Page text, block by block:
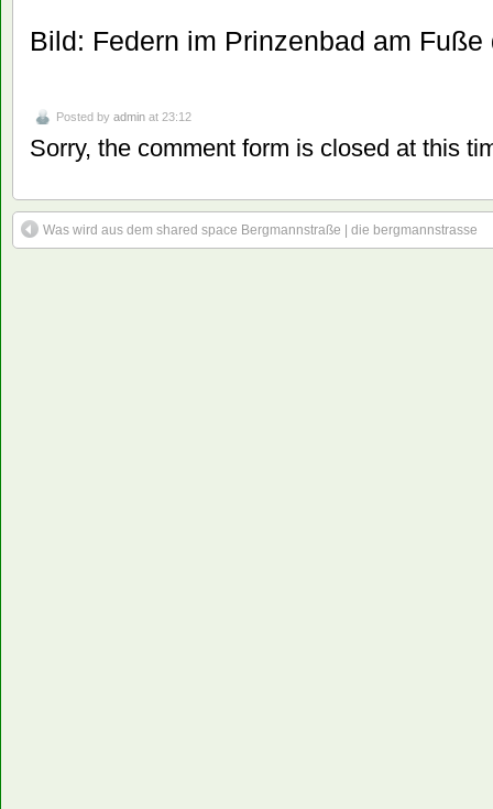
Bild: Federn im Prinzenbad am
Posted by admin at 23:12
Sorry, the comment form is closed at this
Was wird aus dem shared space Bergmannstraße | die bergmannstrasse